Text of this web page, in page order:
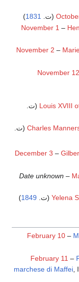
1831
)
November 1 –
November 2 –
November 12
Louis XVIII
Charles(ت.
December 3 –
Date unknown –
Yelena
1849
)
February 10 –
February 11 –
marchese di Maffei